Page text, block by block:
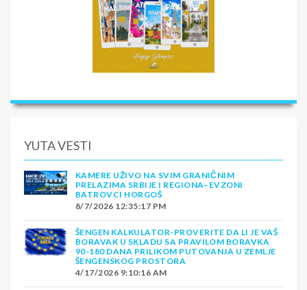
YUTA VESTI
KAMERE UŽIVO NA SVIM GRANIČNIM
PRELAZIMA SRBIJE I REGIONA–EVZONI
BATROVCI HORGOŠ
8/7/2026 12:35:17 PM
ŠENGEN KALKULATOR-PROVERITE DA LI JE VAŠ
BORAVAK U SKLADU SA PRAVILOM BORAVKA
90-180 DANA PRILIKOM PUTOVANJA U ZEMLJE
ŠENGENSKOG PROSTORA
4/17/2026 9:10:16 AM